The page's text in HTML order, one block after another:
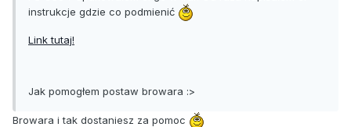
instrukcje gdzie co podmienić
Link tutaj!
Jak pomogłem postaw browara :>
Browara i tak dostaniesz za pomoc